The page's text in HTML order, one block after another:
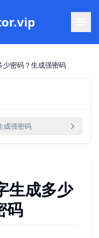
密码？生成强密码
成强密码
生成多少
码